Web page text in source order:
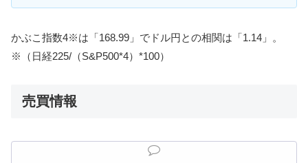
かぶこ指数4※は「168.99」でドル円との相関は「1.14」。
※（日経225/（S&P500*4）*100）
売買情報